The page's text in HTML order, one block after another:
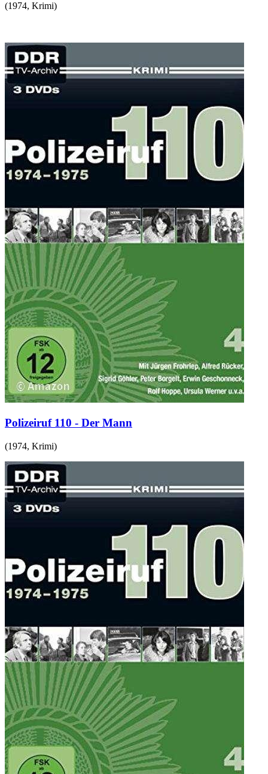
(1974, Krimi)
Polizeiruf 110 - Der Mann
(1974, Krimi)